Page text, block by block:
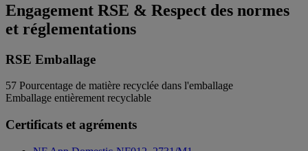
Engagement RSE & Respect des normes
et réglementations
RSE Emballage
57 Pourcentage de matière recyclée dans l'emballage
Emballage entièrement recyclable
Certificats et agréments